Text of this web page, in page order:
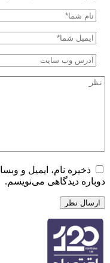
نام، ایمیل و وبسایت
دیدگاهی می‌نویسم.